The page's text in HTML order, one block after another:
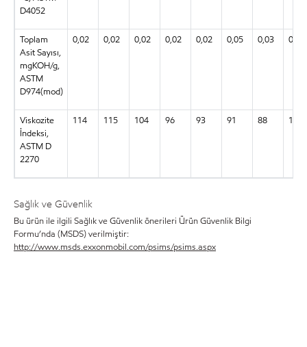
D4052
Toplam
Asit Sayısı,
mgKOH/g,
ASTM
D974(mod)
0,02 0,02 0,02 0,02 0,02 0,05 0,03 0,03
Viskozite
İndeksi,
ASTM D
2270
114 115 104 96 93 91 88 134
Sağlık ve Güvenlik
Bu ürün ile ilgili Sağlık ve Güvenlik önerileri Ürün Güvenlik Bilgi
Formu’nda (MSDS) verilmiştir:
http://www.msds.exxonmobil.com/psims/psims.aspx